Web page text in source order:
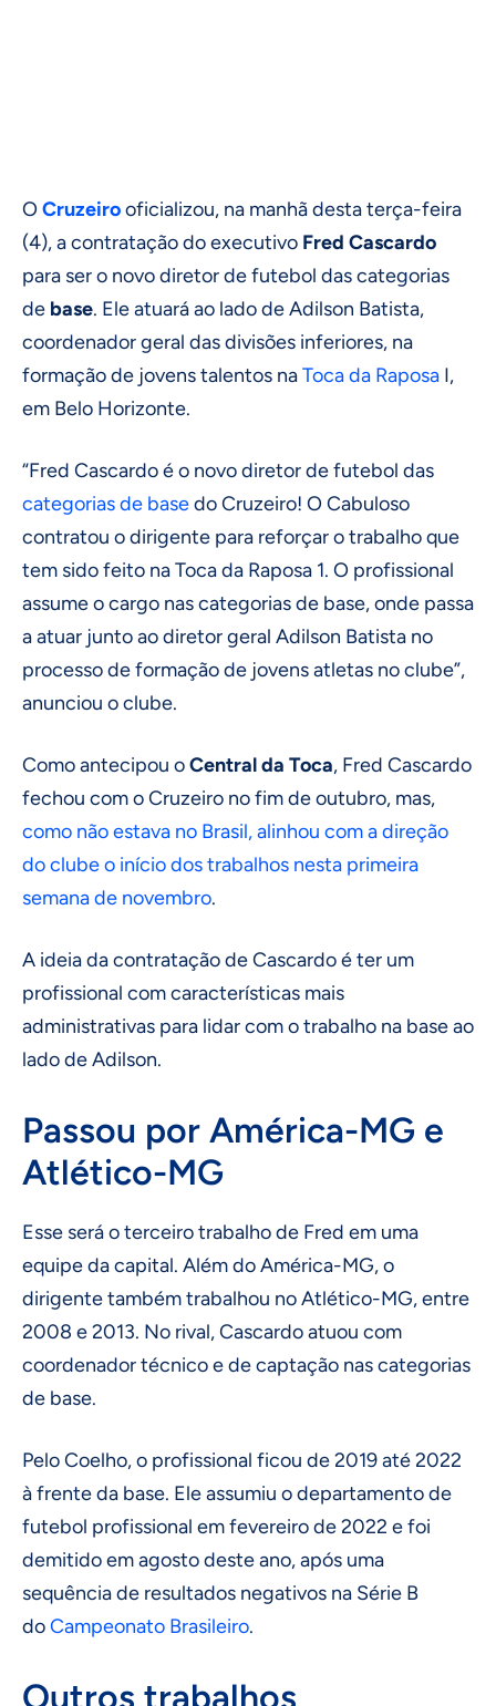
OCruzeirooficializou, na manhã desta terça-feira
(4), a contratação do executivo Fred Cascardo
para ser o novo diretor de futebol das categorias
de base. Ele atuará ao lado de Adilson Batista,
coordenador geral das divisões inferiores, na
formação de jovens talentos naToca da Raposa I,
em Belo Horizonte.
“Fred Cascardo é o novo diretor de futebol das
categorias de basedo Cruzeiro! O Cabuloso
contratou o dirigente para reforçar o trabalho que
tem sido feito na Toca da Raposa 1. O profissional
assume o cargo nas categorias de base, onde passa
a atuar junto ao diretor geral Adilson Batista no
processo de formação de jovens atletas no clube”,
anunciou o clube.
Como antecipou oCentral da Toca, Fred Cascardo
fechou com o Cruzeiro no fim de outubro, mas,
como não estava no Brasil, alinhou com a direção
do clube o início dos trabalhos nesta primeira
semana de novembro.
A ideia da contratação de Cascardo é ter um
profissional com características mais
administrativas para lidar com o trabalho na base ao
lado de Adilson.
Passou por América-MG e
Atlético-MG
Esse será o terceiro trabalho de Fred em uma
equipe da capital. Além do América-MG, o
dirigente também trabalhou no Atlético-MG, entre
2008 e 2013. No rival, Cascardo atuou com
coordenador técnico e de captação nas categorias
de base.
Pelo Coelho, o profissional ficou de 2019 até 2022
à frente da base. Ele assumiu o departamento de
futebol profissional em fevereiro de 2022 e foi
demitido em agosto deste ano, após uma
sequência de resultados negativos na Série B
doCampeonato Brasileiro.
Outros trabalhos